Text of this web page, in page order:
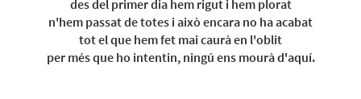
des del primer dia hem rigut i hem plorat
n'hem passat de totes i això encara no ha acabat
tot el que hem fet mai caurà en l'oblit
per més que ho intentin, ningú ens mourà d'aquí.